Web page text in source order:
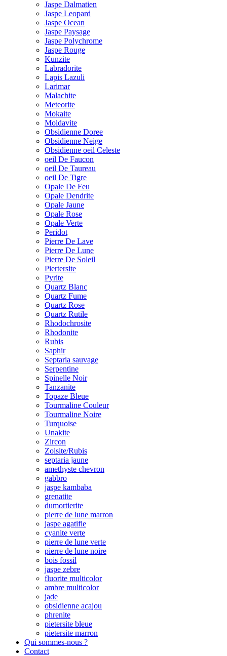
Jaspe Dalmatien
Jaspe Leopard
Jaspe Ocean
Jaspe Paysage
Jaspe Polychrome
Jaspe Rouge
Kunzite
Labradorite
Lapis Lazuli
Larimar
Malachite
Meteorite
Mokaite
Moldavite
Obsidienne Doree
Obsidienne Neige
Obsidienne oeil Celeste
oeil De Faucon
oeil De Taureau
oeil De Tigre
Opale De Feu
Opale Dendrite
Opale Jaune
Opale Rose
Opale Verte
Peridot
Pierre De Lave
Pierre De Lune
Pierre De Soleil
Piertersite
Pyrite
Quartz Blanc
Quartz Fume
Quartz Rose
Quartz Rutile
Rhodochrosite
Rhodonite
Rubis
Saphir
Septaria sauvage
Serpentine
Spinelle Noir
Tanzanite
Topaze Bleue
Tourmaline Couleur
Tourmaline Noire
Turquoise
Unakite
Zircon
Zoisite/Rubis
septaria jaune
amethyste chevron
gabbro
jaspe kambaba
grenatite
dumortierite
pierre de lune marron
jaspe agatifie
cyanite verte
pierre de lune verte
pierre de lune noire
bois fossil
jaspe zebre
fluorite multicolor
ambre multicolor
jade
obsidienne acajou
phrenite
pietersite bleue
pietersite marron
Qui sommes-nous ?
Contact